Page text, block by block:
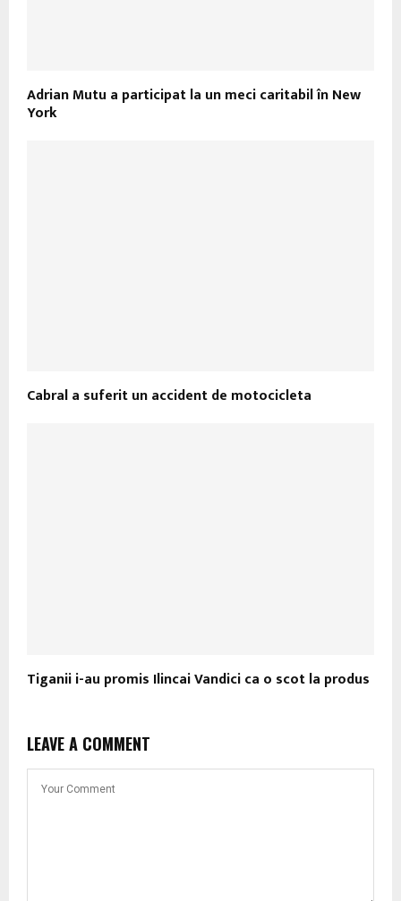
Adrian Mutu a participat la un meci caritabil în New
York
Cabral a suferit un accident de motocicleta
Tiganii i-au promis Ilincai Vandici ca o scot la produs
LEAVE A COMMENT